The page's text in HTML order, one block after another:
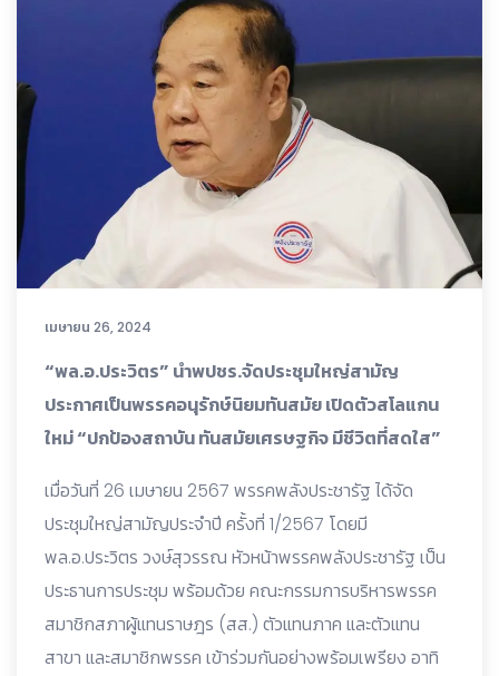
เมษายน 26, 2024
“พล.อ.ประวิตร” นำพปชร.จัดประชุมใหญ่สามัญ
ประกาศเป็นพรรคอนุรักษ์นิยมทันสมัย เปิดตัวสโลแกน
ใหม่ “ปกป้องสถาบัน ทันสมัยเศรษฐกิจ มีชีวิตที่สดใส”
เมื่อวันที่ 26 เมษายน 2567 พรรคพลังประชารัฐ ได้จัด
ประชุมใหญ่สามัญประจำปี ครั้งที่ 1/2567 โดยมี
พล.อ.ประวิตร วงษ์สุวรรณ หัวหน้าพรรคพลังประชารัฐ เป็น
ประธานการประชุม พร้อมด้วย คณะกรรมการบริหารพรรค
สมาชิกสภาผู้แทนราษฎร (สส.) ตัวแทนภาค และตัวแทน
สาขา และสมาชิกพรรค เข้าร่วมกันอย่างพร้อมเพรียง อาทิ